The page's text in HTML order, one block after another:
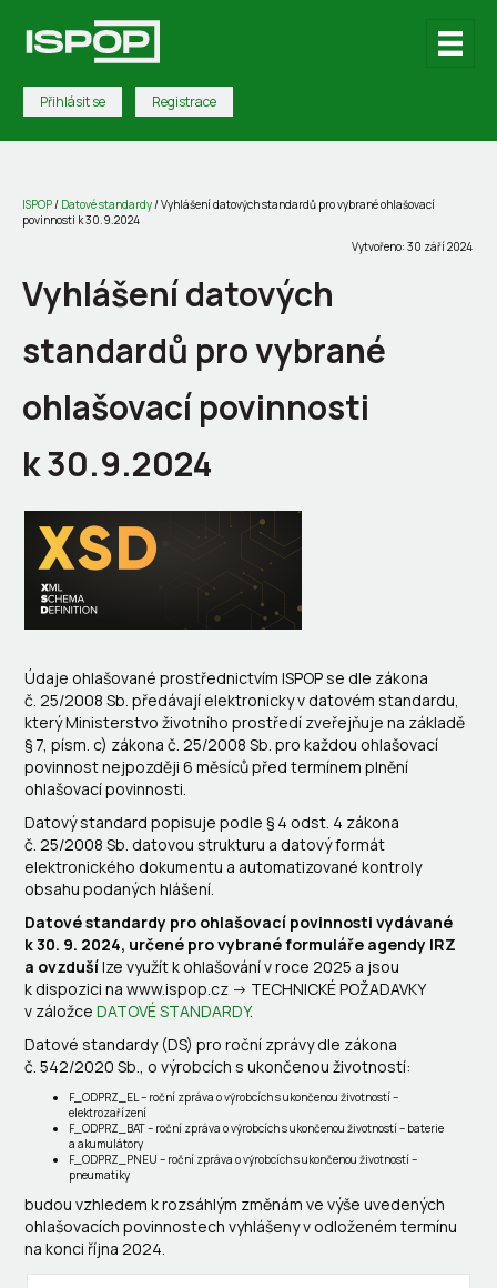
Přihlásit se Registrace
ISPOP/ Datové standardy/Vyhlášení datových standardů pro vybrané ohlašovací
povinnosti k 30.9.2024
Vytvořeno: 30 září 2024
Vyhlášení datových
standardů pro vybrané
ohlašovací povinnosti
k 30.9.2024
Údaje ohlašované prostřednictvím ISPOP se dle zákona
č. 25/2008 Sb. předávají elektronicky v datovém standardu,
který Ministerstvo životního prostředí zveřejňuje na základě
§ 7, písm. c) zákona č. 25/2008 Sb. pro každou ohlašovací
povinnost nejpozději 6 měsíců před termínem plnění
ohlašovací povinnosti.
Datový standard popisuje podle § 4 odst. 4 zákona
č. 25/2008 Sb. datovou strukturu a datový formát
elektronického dokumentu a automatizované kontroly
obsahu podaných hlášení.
Datové standardy pro ohlašovací povinnosti vydávané
k 30. 9. 2024, určené pro vybrané formuláře agendy IRZ
a ovzdušílze využít k ohlašování v roce 2025 a jsou
k dispozici na www.ispop.cz -> TECHNICKÉ POŽADAVKY
v záložce DATOVÉ STANDARDY.
Datové standardy (DS) pro roční zprávy dle zákona
č. 542/2020 Sb., o výrobcích s ukončenou životností:
F_ODPRZ_EL – roční zpráva o výrobcích s ukončenou životností –
elektrozařízení
F_ODPRZ_BAT – roční zpráva o výrobcích s ukončenou životností – baterie
a akumulátory
F_ODPRZ_PNEU – roční zpráva o výrobcích s ukončenou životností –
pneumatiky
budou vzhledem k rozsáhlým změnám ve výše uvedených
ohlašovacích povinnostech vyhlášeny v odloženém termínu
na konci října 2024.